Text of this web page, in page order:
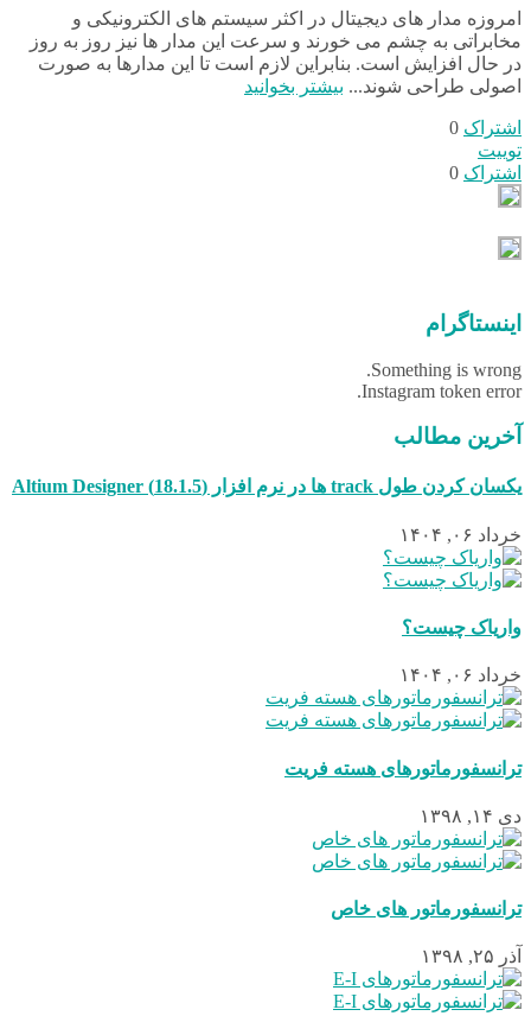
امروزه مدار های دیجیتال در اکثر سیستم های الکترونیکی و
مخابراتی به چشم می خورند و سرعت این مدار ها نیز روز به روز
در حال افزایش است. بنابراین لازم است تا این مدارها به صورت
اصولی طراحی شوند... بیشتر بخوانید
اشتراک 0
توییت
اشتراک 0
اینستاگرام
Something is wrong.
Instagram token error.
آخرین مطالب
یکسان کردن طول track ها در نرم افزار (18.1.5) Altium Designer
خرداد ۰۶, ۱۴۰۴
واریاک چیست؟
خرداد ۰۶, ۱۴۰۴
ترانسفورماتورهای هسته فریت
دی ۱۴, ۱۳۹۸
ترانسفورماتور های خاص
آذر ۲۵, ۱۳۹۸